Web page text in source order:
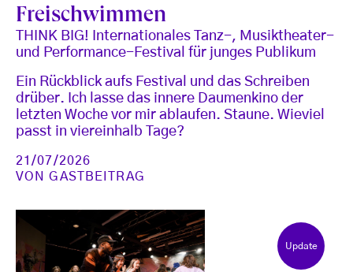
Freischwimmen
THINK BIG! Internationales Tanz-, Musiktheater-
und Performance-Festival für junges Publikum
Ein Rückblick aufs Festival und das Schreiben
drüber. Ich lasse das innere Daumenkino der
letzten Woche vor mir ablaufen. Staune. Wieviel
passt in viereinhalb Tage?
21/07/2026
VONGASTBEITRAG
Update